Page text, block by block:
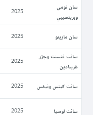
سان تومي
وبرينسيبي
2025
سان مارينو 2025
سانت فنسنت وجزر
غرينادين
2025
سانت كيتس ونيفس 2025
سانت لوسيا 2025